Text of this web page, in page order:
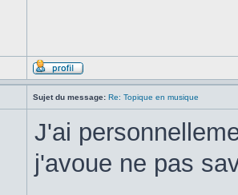
Sujet du message: Re: Topique en musique
J'ai
j'avoue ne pas